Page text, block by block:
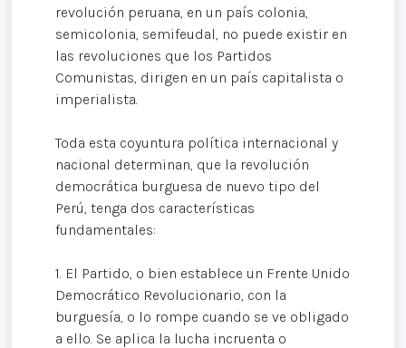
revolución peruana, en un país colonia,
semicolonia, semifeudal, no puede existir en
las revoluciones que los Partidos
Comunistas, dirigen en un país capitalista o
imperialista.
Toda esta coyuntura política internacional y
nacional determinan, que la revolución
democrática burguesa de nuevo tipo del
Perú, tenga dos características
fundamentales:
1. El Partido, o bien establece un Frente Unido
Democrático Revolucionario, con la
burguesía, o lo rompe cuando se ve obligado
a ello. Se aplica la lucha incruenta o